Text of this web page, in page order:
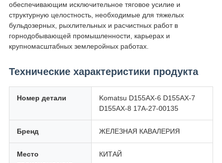
обеспечивающим исключительное тяговое усилие и
структурную целостность, необходимые для тяжелых
бульдозерных, рыхлительных и расчистных работ в
горнодобывающей промышленности, карьерах и
крупномасштабных землеройных работах.
Технические характеристики продукта
Номер детали
Komatsu D155AX-6 D155AX-7
D155AX-8 17A-27-00135
Бренд ЖЕЛЕЗНАЯ КАВАЛЕРИЯ
Место
КИТАЙ